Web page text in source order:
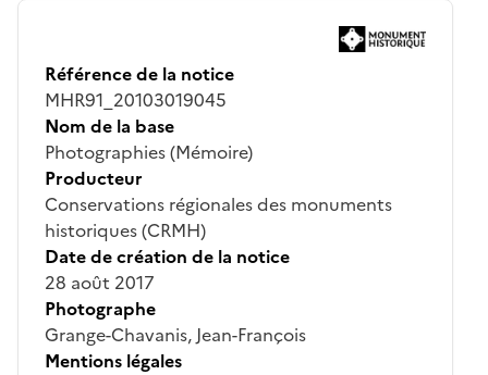
Référence de la notice
MHR91_20103019045
Nom de la base
Photographies (Mémoire)
Producteur
Conservations régionales des monuments
historiques (CRMH)
Date de création de la notice
28 août 2017
Photographe
Grange-Chavanis, Jean-François
Mentions légales